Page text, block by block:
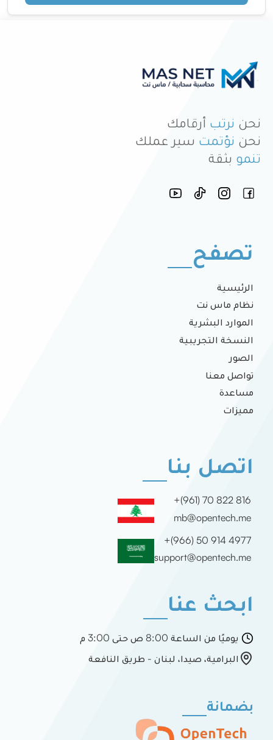
نحن نرتب أرقامك
نحن نؤتمت سير عملك
تنمو بثقة
تصفح
الرئيسية
نظام ماس نت
الموارد البشرية
النسخة التجريبية
الصور
تواصل معنا
مساعدة
مميزات
اتصل بنا
+(961) 70 822 816
mb@opentech.me
+(966) 50 914 4977
support@opentech.me
ابحث عنا
يوميًا من الساعة 8:00 ص حتى 3:00 م
البرامية، صيدا، لبنان - طريق النافعة
بضمانة